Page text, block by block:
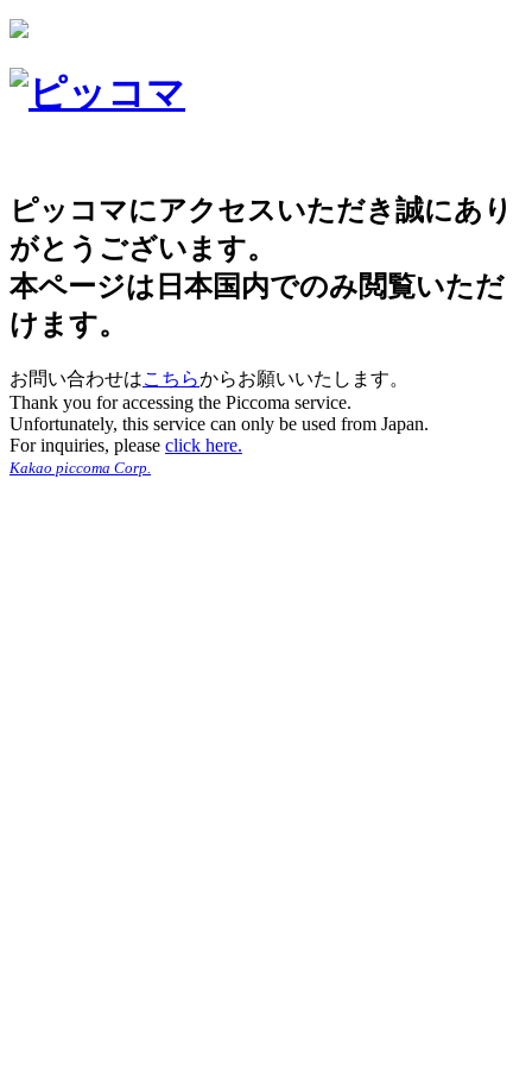
ピッコマにアクセスいただき誠にあり
がとうございます。
本ページは日本国内でのみ閲覧いただ
けます。
お問い合わせはこちらからお願いいたします。
Thank you for accessing the Piccoma service.
Unfortunately, this service can only be used from Japan.
For inquiries, please click here.
Kakao piccoma Corp.